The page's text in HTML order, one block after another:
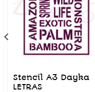
Stencil A3 Dayka
LETRAS